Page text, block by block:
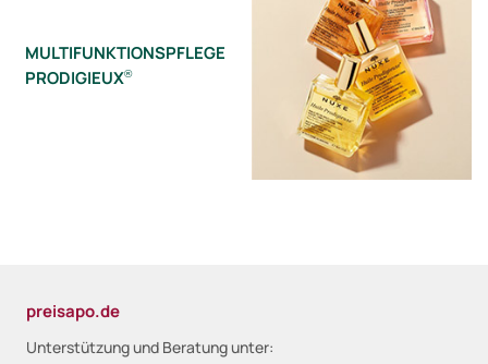
MULTIFUNKTIONSPFLEGE
PRODIGIEUX®
preisapo.de
Unterstützung und Beratung unter: